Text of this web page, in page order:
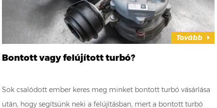
Tovább
Bontott vagy felújított turbó?
Sok csalódott ember keres meg minket bontott turbó vásárlása
után, hogy segítsünk neki a felújításban, mert a bontott turbó